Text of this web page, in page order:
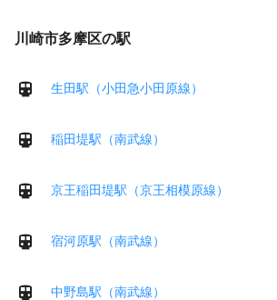
川崎市多摩区の駅
生田駅（小田急小田原線）
稲田堤駅（南武線）
京王稲田堤駅（京王相模原線）
宿河原駅（南武線）
中野島駅（南武線）